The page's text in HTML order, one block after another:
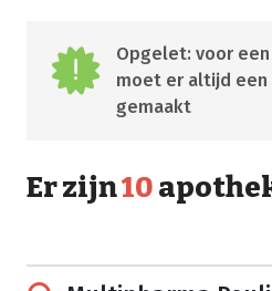
Opgelet: voor
moet er altijd een
gemaakt
Er zijn10